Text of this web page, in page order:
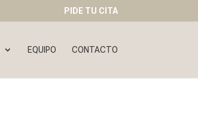
PIDE TU CITA
EQUIPO CONTACTO